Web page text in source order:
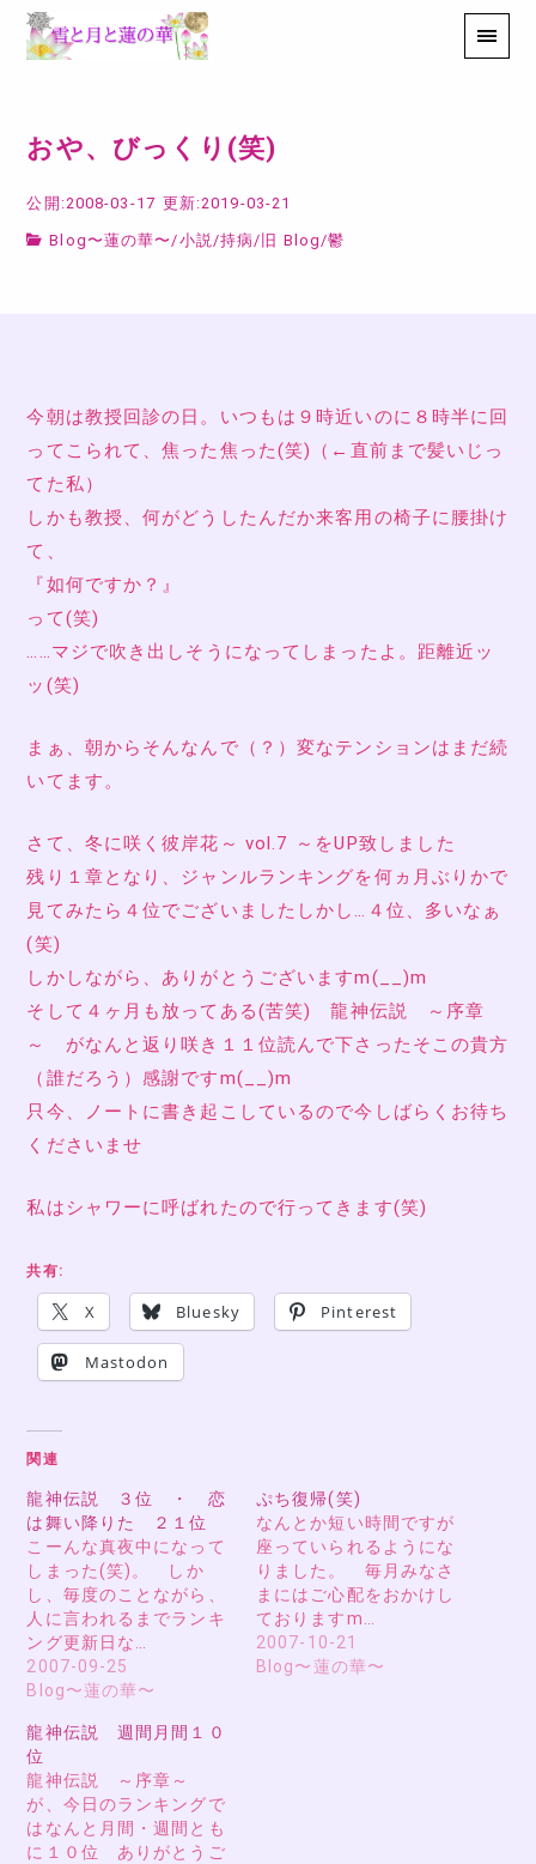
おや、びっくり(笑)
公開:2008-03-17 更新:2019-03-21
Blog〜蓮の華〜 /小説 /持病 / 旧 Blog /鬱
今朝は教授回診の日。いつもは９時近いのに８時半に回
ってこられて、焦った焦った(笑)（←直前まで髪いじっ
てた私）
しかも教授、何がどうしたんだか来客用の椅子に腰掛け
て、
『如何ですか？』
って(笑)
……マジで吹き出しそうになってしまったよ。距離近ッ
ッ(笑)
まぁ、朝からそんなんで（？）変なテンションはまだ続
いてます。
さて、冬に咲く彼岸花～ vol.7 ～をUP致しました
残り１章となり、ジャンルランキングを何ヵ月ぶりかで
見てみたら４位でございましたしかし…４位、多いなぁ
(笑)
しかしながら、ありがとうございますm(__)m
そして４ヶ月も放ってある(苦笑) 龍神伝説 ～序章
～ がなんと返り咲き１１位読んで下さったそこの貴方
（誰だろう）感謝ですm(__)m
只今、ノートに書き起こしているので今しばらくお待ち
くださいませ
私はシャワーに呼ばれたので行ってきます(笑)
共有:
X Bluesky Pinterest
Mastodon
関連
龍神伝説 ３位 ・ 恋
は舞い降りた ２１位
こーんな真夜中になって
しまった(笑)。 しか
し、毎度のことながら、
人に言われるまでランキ
ング更新日な…
2007-09-25
Blog〜蓮の華〜
ぷち復帰(笑)
なんとか短い時間ですが
座っていられるようにな
りました。 毎月みなさ
まにはご心配をおかけし
ておりますm…
2007-10-21
Blog〜蓮の華〜
龍神伝説 週間月間１０
位
龍神伝説 ～序章～
が、今日のランキングで
はなんと月間・週間とも
に１０位 ありがとうご